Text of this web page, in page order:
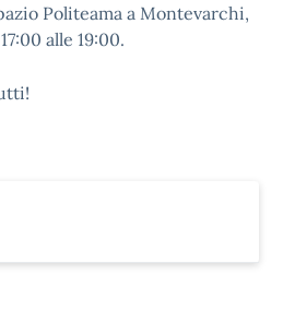
Politeama a Montevarchi,
alle 19:00.